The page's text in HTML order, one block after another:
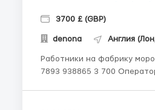
3700 £ (GBP)
denona Англия
Работники на фабрику
7893 938865 3 700